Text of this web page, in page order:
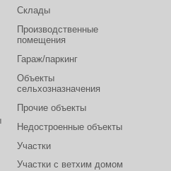
Склады
Производственные
помещения
Гараж/паркинг
Объекты
сельхозназначения
Прочие объекты
Недостроенные объекты
Участки
Участки с ветхим домом